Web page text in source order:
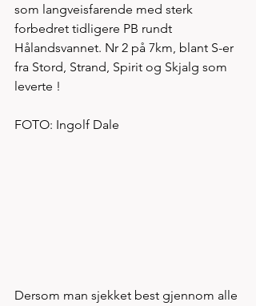
som langveisfarende med sterk
forbedret tidligere PB rundt
Hålandsvannet. Nr 2 på 7km, blant S-er
fra Stord, Strand, Spirit og Skjalg som
leverte !
FOTO: Ingolf Dale
Dersom man sjekket best gjennom alle